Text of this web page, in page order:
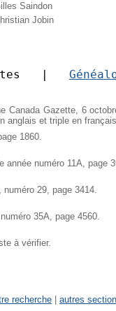
Saindon
Jobin
|
Canada Gazette, 6
anglais et triple en
1860.
numéro 11A, page
29, page 3414.
35A, page 4560.
à vérifier.
recherche autres